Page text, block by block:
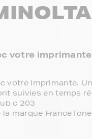
votre imprimante
votre imprimante.
suivies en temps
c 203
marque